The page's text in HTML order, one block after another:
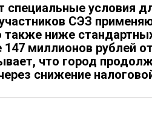
условия
СЭЗ
ниже
миллионов рублей
что город
снижение